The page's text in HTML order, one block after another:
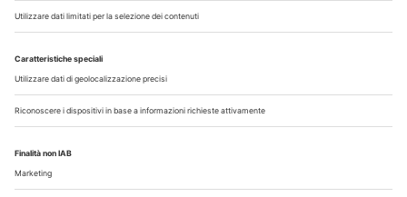
Chi Siamo
Contatti
Note Legali